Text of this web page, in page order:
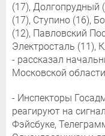
(17), Долгопрудный
(17), Ступино (16),
(12), Павловский
Электросталь (11),
- рассказал
Московской
- Инспекторы
реагируют на
Фэйсбуке,